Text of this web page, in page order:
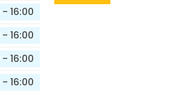
- 16:00
- 16:00
- 16:00
- 16:00